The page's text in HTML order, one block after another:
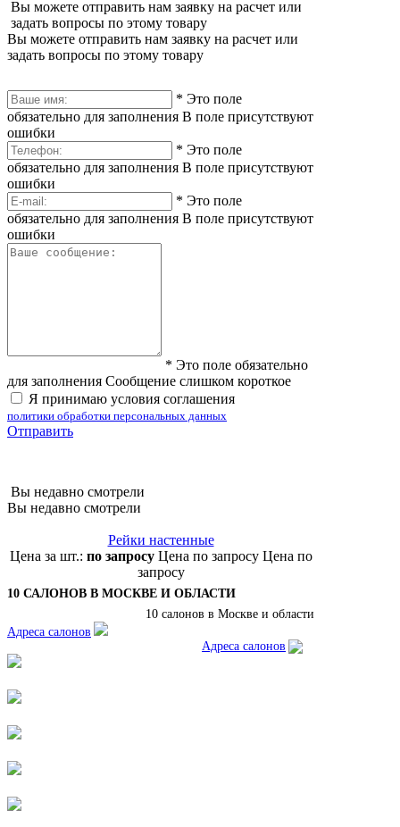
Вы можете отправить нам заявку на расчет или
задать вопросы по этому товару
Вы можете отправить нам заявку на расчет или
задать вопросы по этому товару
* Это поле
обязательно для заполнения В поле присутствуют
ошибки
* Это поле
обязательно для заполнения В поле присутствуют
ошибки
* Это поле
обязательно для заполнения В поле присутствуют
ошибки
* Это поле обязательно
для заполнения Сообщение слишком короткое
Я принимаю условия соглашения
политики обработки персональных данных
Отправить
Вы недавно смотрели
Вы недавно смотрели
Рейки настенные
Цена за шт.: по запросу Цена по запросу Цена по
запросу
10 САЛОНОВ В МОСКВЕ И ОБЛАСТИ
10 салонов в Москве и области
Адреса салонов
Адреса салонов